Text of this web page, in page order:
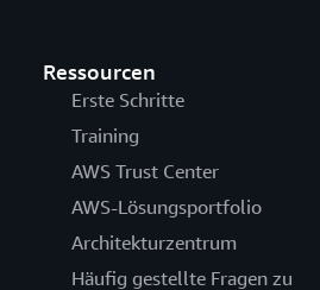
Ressourcen
Erste Schritte
Training
AWS Trust Center
AWS-Lösungsportfolio
Architekturzentrum
Häufig gestellte Fragen zu